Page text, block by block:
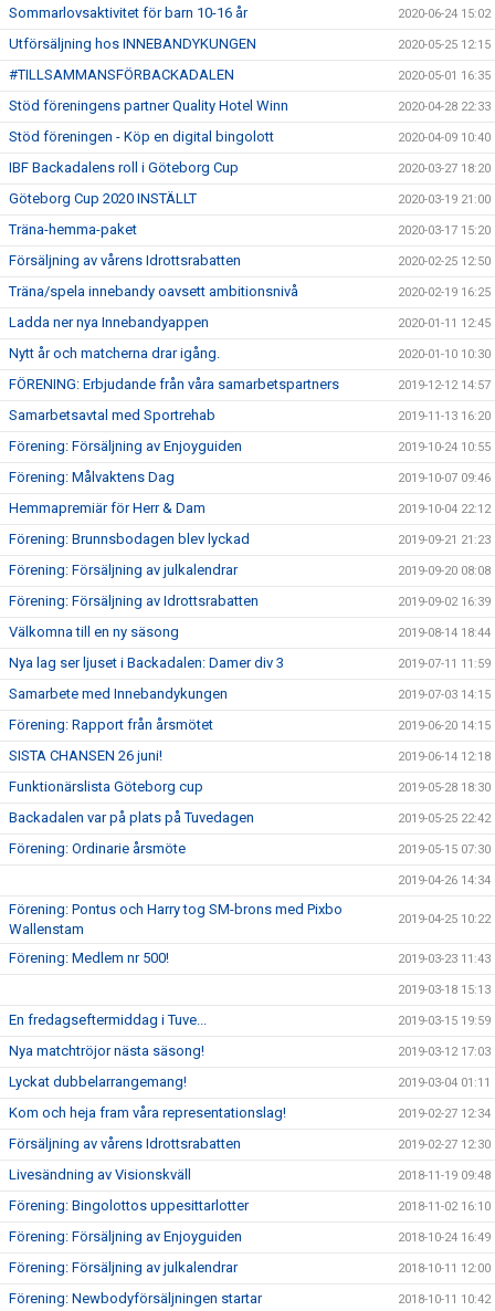
Sommarlovsaktivitet för barn 10-16 år 2020-06-24 15:02
Utförsäljning hos INNEBANDYKUNGEN 2020-05-25 12:15
#TILLSAMMANSFÖRBACKADALEN 2020-05-01 16:35
Stöd föreningens partner Quality Hotel Winn 2020-04-28 22:33
Stöd föreningen - Köp en digital bingolott 2020-04-09 10:40
IBF Backadalens roll i Göteborg Cup 2020-03-27 18:20
Göteborg Cup 2020 INSTÄLLT 2020-03-19 21:00
Träna-hemma-paket 2020-03-17 15:20
Försäljning av vårens Idrottsrabatten 2020-02-25 12:50
Träna/spela innebandy oavsett ambitionsnivå 2020-02-19 16:25
Ladda ner nya Innebandyappen 2020-01-11 12:45
Nytt år och matcherna drar igång. 2020-01-10 10:30
FÖRENING: Erbjudande från våra samarbetspartners 2019-12-12 14:57
Samarbetsavtal med Sportrehab 2019-11-13 16:20
Förening: Försäljning av Enjoyguiden 2019-10-24 10:55
Förening: Målvaktens Dag 2019-10-07 09:46
Hemmapremiär för Herr & Dam 2019-10-04 22:12
Förening: Brunnsbodagen blev lyckad 2019-09-21 21:23
Förening: Försäljning av julkalendrar 2019-09-20 08:08
Förening: Försäljning av Idrottsrabatten 2019-09-02 16:39
Välkomna till en ny säsong 2019-08-14 18:44
Nya lag ser ljuset i Backadalen: Damer div 3 2019-07-11 11:59
Samarbete med Innebandykungen 2019-07-03 14:15
Förening: Rapport från årsmötet 2019-06-20 14:15
SISTA CHANSEN 26 juni! 2019-06-14 12:18
Funktionärslista Göteborg cup 2019-05-28 18:30
Backadalen var på plats på Tuvedagen 2019-05-25 22:42
Förening: Ordinarie årsmöte 2019-05-15 07:30
2019-04-26 14:34
Förening: Pontus och Harry tog SM-brons med Pixbo
Wallenstam
2019-04-25 10:22
Förening: Medlem nr 500! 2019-03-23 11:43
2019-03-18 15:13
En fredagseftermiddag i Tuve... 2019-03-15 19:59
Nya matchtröjor nästa säsong! 2019-03-12 17:03
Lyckat dubbelarrangemang! 2019-03-04 01:11
Kom och heja fram våra representationslag! 2019-02-27 12:34
Försäljning av vårens Idrottsrabatten 2019-02-27 12:30
Livesändning av Visionskväll 2018-11-19 09:48
Förening: Bingolottos uppesittarlotter 2018-11-02 16:10
Förening: Försäljning av Enjoyguiden 2018-10-24 16:49
Förening: Försäljning av julkalendrar 2018-10-11 12:00
Förening: Newbodyförsäljningen startar 2018-10-11 10:42